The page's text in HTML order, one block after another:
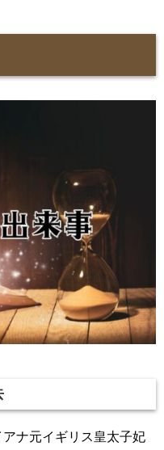
ナ元イギリス皇太子妃